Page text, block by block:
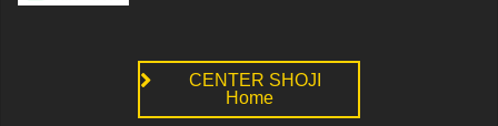
CENTER SHOJI
Home